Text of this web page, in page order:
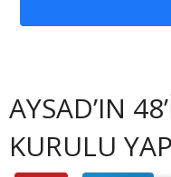
AYSAD’IN
KURULU